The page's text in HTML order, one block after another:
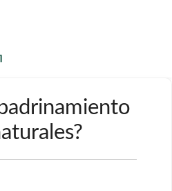
de inicio
en contacto con